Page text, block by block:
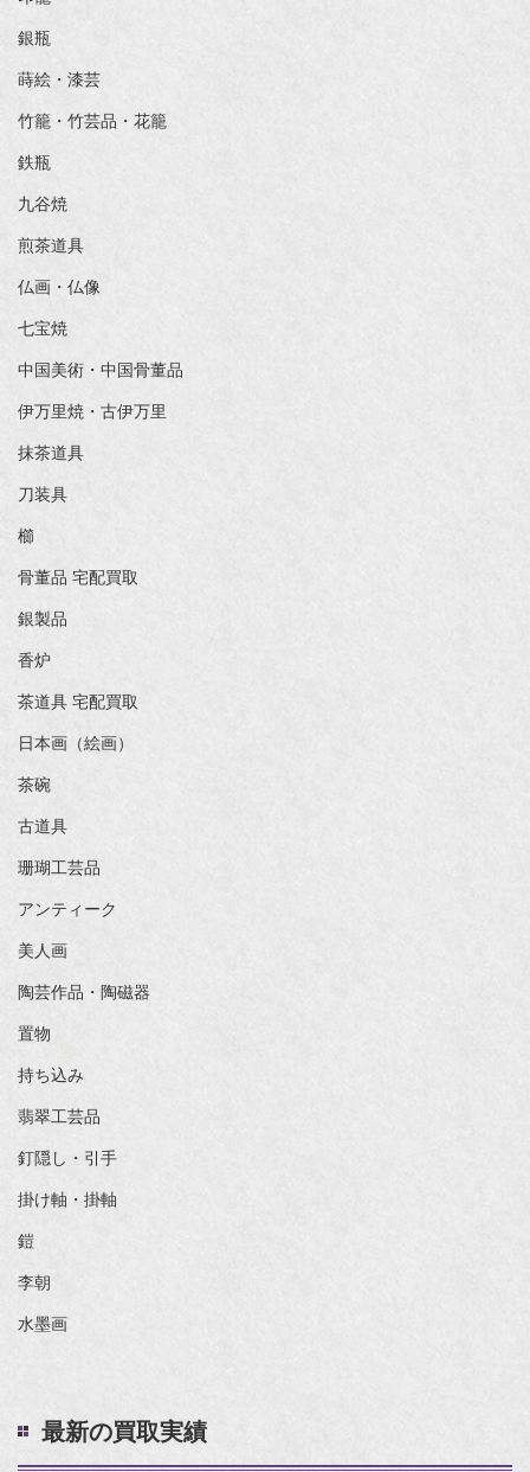
銀瓶
蒔絵・漆芸
竹籠・竹芸品・花籠
鉄瓶
九谷焼
煎茶道具
仏画・仏像
七宝焼
中国美術・中国骨董品
伊万里焼・古伊万里
抹茶道具
刀装具
櫛
骨董品 宅配買取
銀製品
香炉
茶道具 宅配買取
日本画（絵画）
茶碗
古道具
珊瑚工芸品
アンティーク
美人画
陶芸作品・陶磁器
置物
持ち込み
翡翠工芸品
釘隠し・引手
掛け軸・掛軸
鎧
李朝
水墨画
最新の買取実績